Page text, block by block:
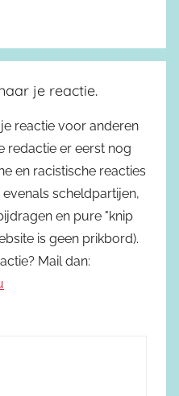
je reactie.
reactie voor anderen
redactie er eerst nog
en racistische reacties
scheldpartijen,
en pure "knip
is geen prikbord).
Mail dan: